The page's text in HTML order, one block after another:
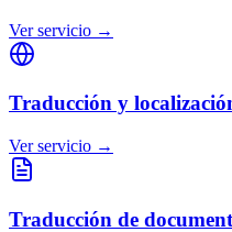
Ver servicio →
Traducción y
Ver servicio →
Traducción de